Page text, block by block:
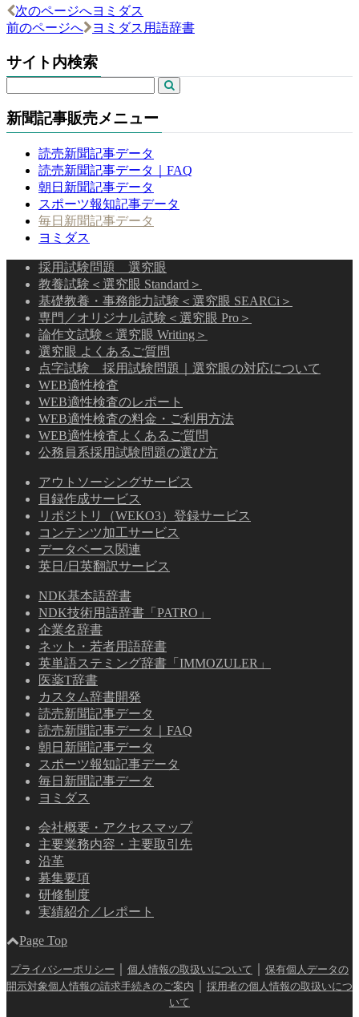
次のページへヨミダス
前のページへ
ヨミダス用語辞書
サイト内検索
新聞記事販売メニュー
読売新聞記事データ
読売新聞記事データ｜FAQ
朝日新聞記事データ
スポーツ報知記事データ
毎日新聞記事データ
ヨミダス
採用試験問題 選究眼
教養試験＜選究眼 Standard＞
基礎教養・事務能力試験＜選究眼 SEARCi＞
専門／オリジナル試験＜選究眼 Pro＞
論作文試験＜選究眼 Writing＞
選究眼 よくあるご質問
点字試験 採用試験問題｜選究眼の対応について
WEB適性検査
WEB適性検査のレポート
WEB適性検査の料金・ご利用方法
WEB適性検査よくあるご質問
公務員系採用試験問題の選び方
アウトソーシングサービス
目録作成サービス
リポジトリ（WEKO3）登録サービス
コンテンツ加工サービス
データベース関連
英日/日英翻訳サービス
NDK基本語辞書
NDK技術用語辞書「PATRO」
企業名辞書
ネット・若者用語辞書
英単語ステミング辞書「IMMOZULER」
医薬T辞書
カスタム辞書開発
読売新聞記事データ
読売新聞記事データ｜FAQ
朝日新聞記事データ
スポーツ報知記事データ
毎日新聞記事データ
ヨミダス
会社概要・アクセスマップ
主要業務内容・主要取引先
沿革
募集要項
研修制度
実績紹介／レポート
Page Top
プライバシーポリシー 個人情報の取扱いについて
保有個人データの
開示対象個人情報の請求手続きのご案内
採用者の個人情報の取扱いにつ
いて